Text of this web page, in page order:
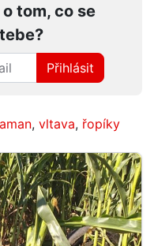
tom, co se
Přihlásit
, vltava, řopíky